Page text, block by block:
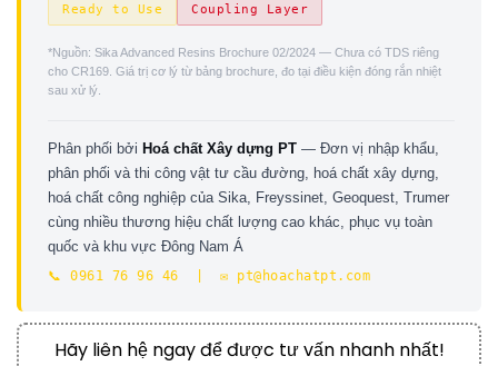
Ready to Use Coupling Layer
*Nguồn: Sika Advanced Resins Brochure 02/2024 — Chưa có TDS riêng
cho CR169. Giá trị cơ lý từ bảng brochure, đo tại điều kiện đóng rắn nhiệt
sau xử lý.
Phân phối bởi Hoá chất Xây dựng PT — Đơn vị nhập khẩu,
phân phối và thi công vật tư cầu đường, hoá chất xây dựng,
hoá chất công nghiệp của Sika, Freyssinet, Geoquest, Trumer
cùng nhiều thương hiệu chất lượng cao khác, phục vụ toàn
quốc và khu vực Đông Nam Á
📞 0961 76 96 46 | ✉️ pt@hoachatpt.com
Hãy liên hệ ngay để được tư vấn nhanh nhất!